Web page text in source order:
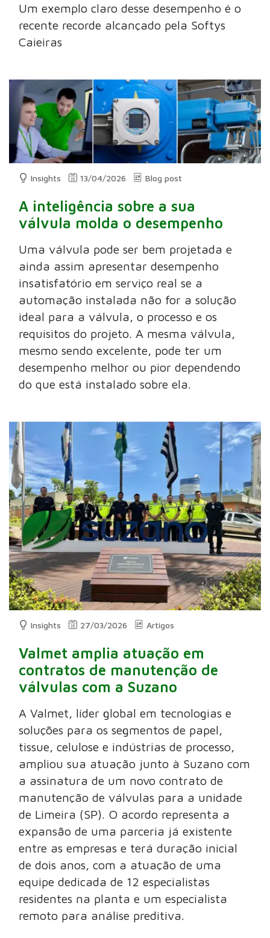
Um exemplo claro desse desempenho é o
recente recorde alcançado pela Softys
Caieiras
Insights 13/04/2026 Blog post
A inteligência sobre a sua
válvula molda o desempenho
Uma válvula pode ser bem projetada e
ainda assim apresentar desempenho
insatisfatório em serviço real se a
automação instalada não for a solução
ideal para a válvula, o processo e os
requisitos do projeto. A mesma válvula,
mesmo sendo excelente, pode ter um
desempenho melhor ou pior dependendo
do que está instalado sobre ela.
Insights 27/03/2026 Artigos
Valmet amplia atuação em
contratos de manutenção de
válvulas com a Suzano
A Valmet, líder global em tecnologias e
soluções para os segmentos de papel,
tissue, celulose e indústrias de processo,
ampliou sua atuação junto à Suzano com
a assinatura de um novo contrato de
manutenção de válvulas para a unidade
de Limeira (SP). O acordo representa a
expansão de uma parceria já existente
entre as empresas e terá duração inicial
de dois anos, com a atuação de uma
equipe dedicada de 12 especialistas
residentes na planta e um especialista
remoto para análise preditiva.